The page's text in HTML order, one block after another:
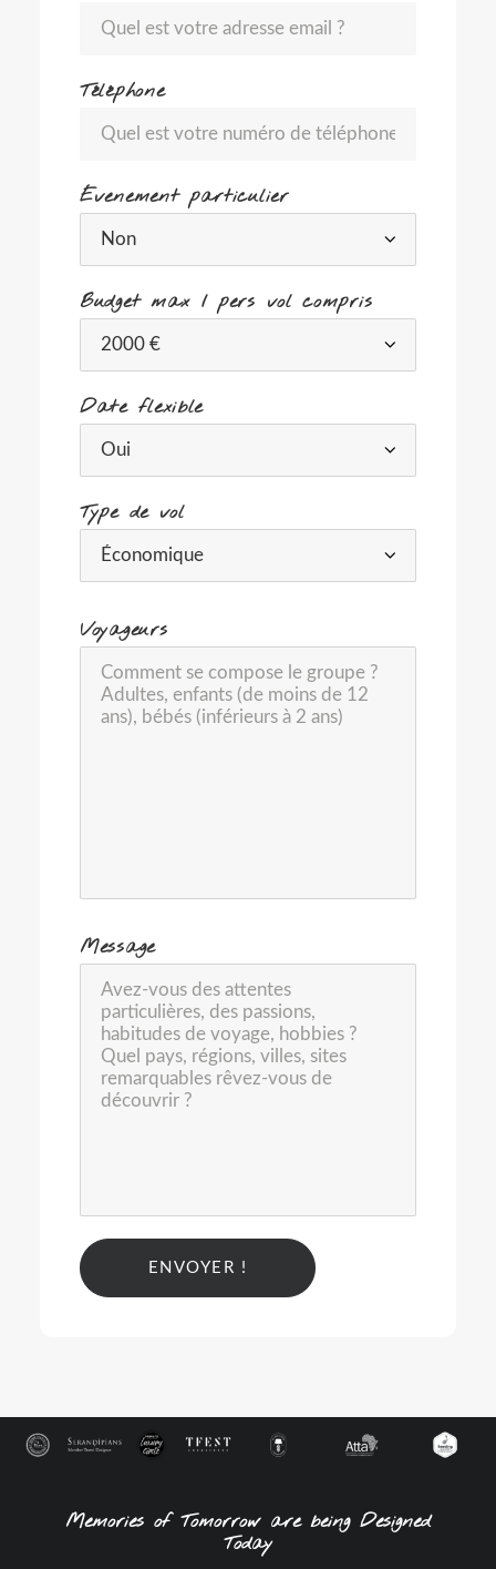
Téléphone
Évenement particulier
Budget max / pers vol compris
Date flexible
Type de vol
Voyageurs
Message
Memories of Tomorrow are being Designed
Today